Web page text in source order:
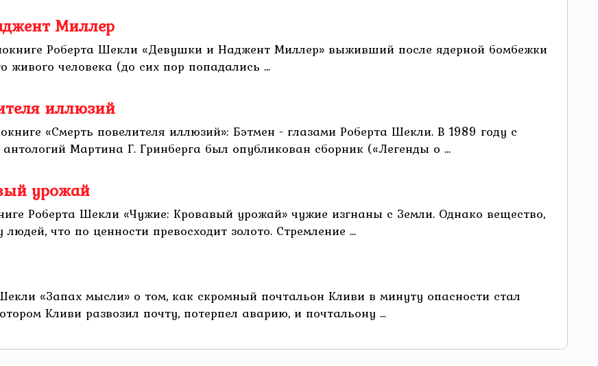
Миллер
Роберта Шекли «Девушки и Наджент Миллер» выживший после ядерной бомбежки
живого человека (до сих пор попадались ...
иллюзий
«Смерть повелителя иллюзий»: Бэтмен - глазами Роберта Шекли. В 1989 году с
Мартина Г. Гринберга был опубликован сборник («Легенды о ...
урожай
Роберта Шекли «Чужие: Кровавый урожай» чужие изгнаны с Земли. Однако вещество,
что по ценности превосходит золото. Стремление ...
«Запах мысли» о том, как скромный почтальон Кливи в минуту опасности стал
Кливи развозил почту, потерпел аварию, и почтальону ...